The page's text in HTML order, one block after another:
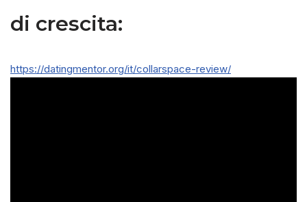
di crescita:
https://datingmentor.org/it/collarspace-review/